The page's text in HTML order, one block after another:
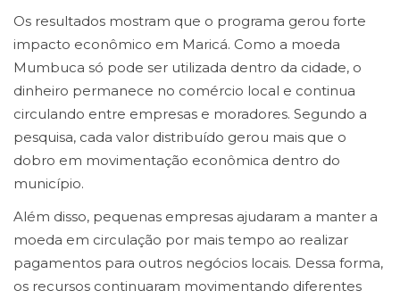
Os resultados mostram que o programa gerou forte
impacto econômico em Maricá. Como a moeda
Mumbuca só pode ser utilizada dentro da cidade, o
dinheiro permanece no comércio local e continua
circulando entre empresas e moradores. Segundo a
pesquisa, cada valor distribuído gerou mais que o
dobro em movimentação econômica dentro do
município.
Além disso, pequenas empresas ajudaram a manter a
moeda em circulação por mais tempo ao realizar
pagamentos para outros negócios locais. Dessa forma,
os recursos continuaram movimentando diferentes